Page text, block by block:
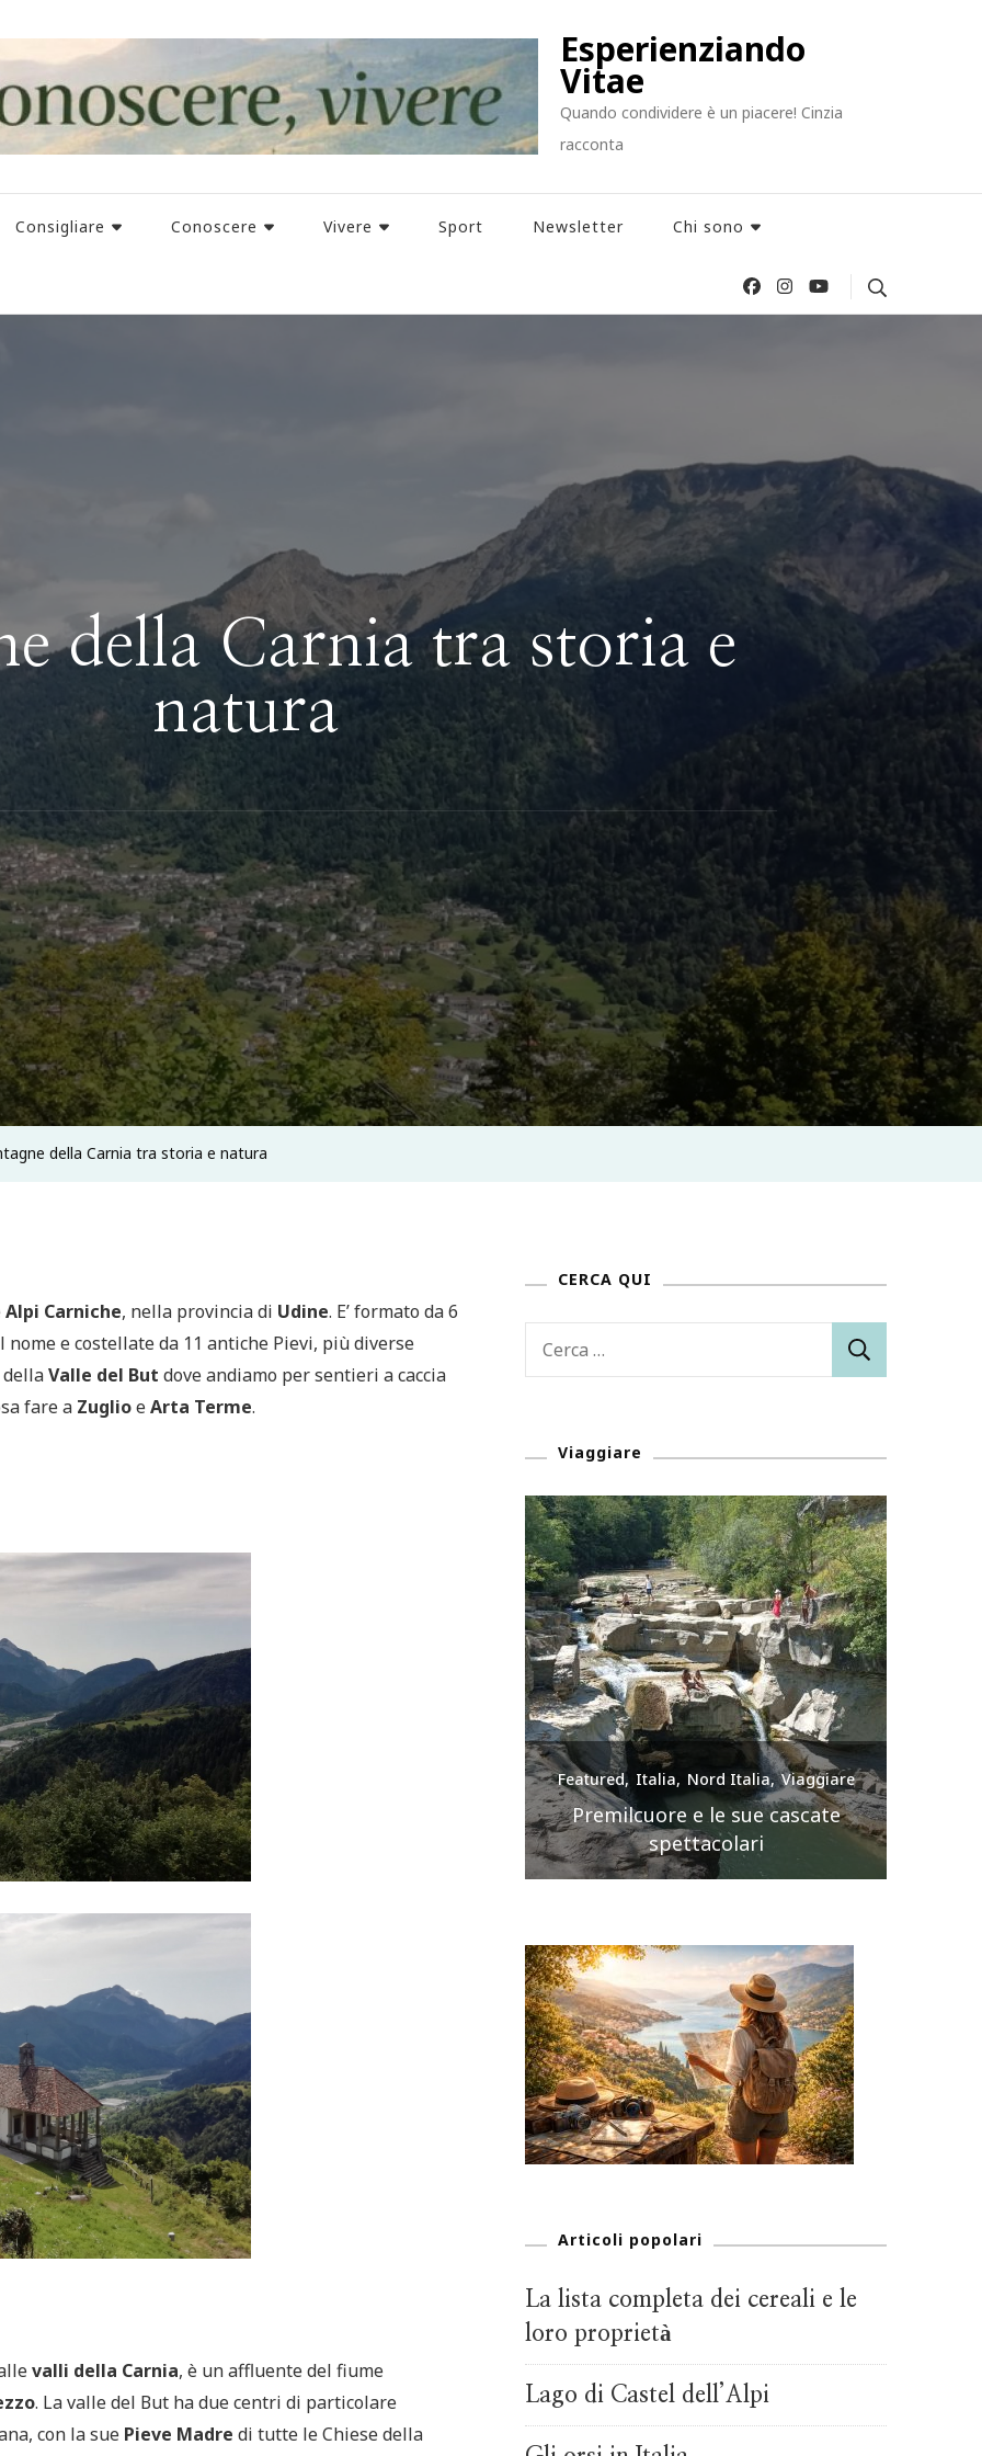
Esperienziando
Vitae
Quando condividere è un piacere! Cinzia
racconta
Consigliare Conoscere Vivere Sport Newsletter Chi sono
della Carnia tra storia e
natura
della Carnia tra storia e natura
Alpi Carniche, nella provincia di Udine. E’ formato da 6
e costellate da 11 antiche Pievi, più diverse
dellaValle del But dove andiamo per sentieri a caccia
fare a ZuglioeArta Terme.
valli della Carnia, è un affluente del fiume
. La valle del But ha due centri di particolare
con la sue Pieve Madre di tutte le Chiese della
CERCA QUI
Viaggiare
Italia Viaggiare
in barca
Featured
Lago Calamone : la perla del Monte
Featured Italia Nord Italia Viaggiare
Premilcuore e le sue cascate
spettacolari
Articoli popolari
La lista completa dei cereali e le
loro proprietà
Lago di Castel dell’Alpi